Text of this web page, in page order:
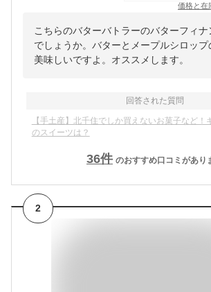
価格と在
こちらのバターバトラーのバターフィ
でしょうか。バターとメープルシロッ
美味しいですよ。オススメします。
回答された質問
【手土産】北千住でしか買えないお菓子など！
のスイーツは？
36件 のおすすめ口コミがあり
2